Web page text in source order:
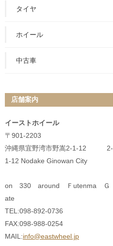
タイヤ
ホイール
中古車
店舗案内
イーストホイール
〒901-2203
沖縄県宜野湾市野嵩2-1-12 2-
1-12 Nodake Ginowan City
on 330 around Ｆutenma Ｇ
ate
TEL:098-892-0736
FAX:098-988-0254
MAIL:info@eastwheel.jp